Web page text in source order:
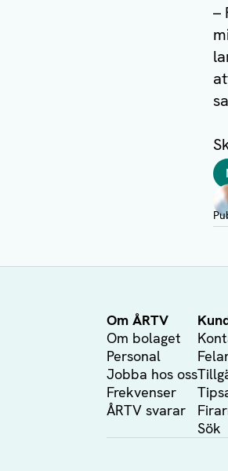
–
Om ÅRTV
Om bolaget
Personal
Jobba hos oss
Frekvenser
ÅRTV svarar
Sök